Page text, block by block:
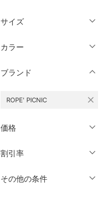
パンツ
スカート
オールインワン・オーバ
バッグ
シューズ・靴
インナー・ルームウェア
サイズ
M
XL
カラー
クリア
ブランド
ROPE' PICNIC close
価格
絞り込み
割引率
％OFF～ ％OFF
その他の条件